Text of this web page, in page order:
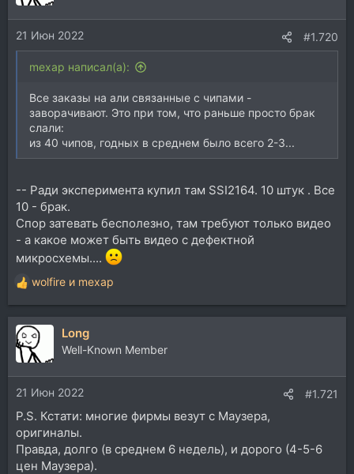
21 Июн 2022 #1.720
mexap написал(а):
Все заказы на али связанные с чипами -
заворачивают. Это при том, что раньше просто брак
слали:
из 40 чипов, годных в среднем было всего 2-3...
-- Ради эксперимента купил там SSI2164. 10 штук . Все
10 - брак.
Спор затевать бесполезно, там требуют только видео
- а какое может быть видео с дефектной
микросхемы....
Р
е
а
к
ц
и
и
:
wolfire и mexap
Long
Well-Known Member
21 Июн 2022 #1.721
P.S. Кстати: многие фирмы везут с Маузера,
оригиналы.
Правда, долго (в среднем 6 недель), и дорого (4-5-6
цен Маузера).